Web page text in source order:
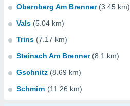
Obernberg Am Brenner (3.45 km)
Vals (5.04 km)
Trins (7.17 km)
Steinach Am Brenner (8.1 km)
Gschnitz (8.69 km)
Schmirn (11.26 km)